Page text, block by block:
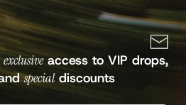
exclusiveaccess to VIP drops,
specialdiscounts.
and get
off your order.